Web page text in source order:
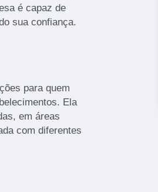
é capaz de
sua confiança.
para quem
Ela
em áreas
com diferentes